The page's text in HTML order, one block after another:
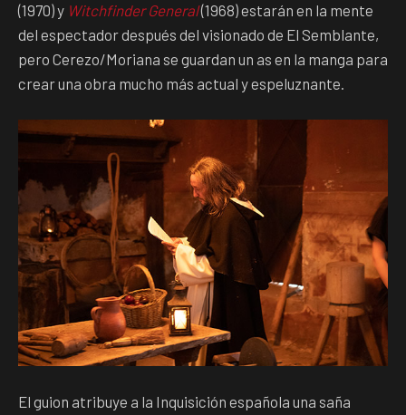
(1970) y Witchfinder General(1968) estarán en la mente
del espectador después del visionado de El Semblante,
pero Cerezo/Moriana se guardan un as en la manga para
crear una obra mucho más actual y espeluznante.
El guion atribuye a la Inquisición española una saña